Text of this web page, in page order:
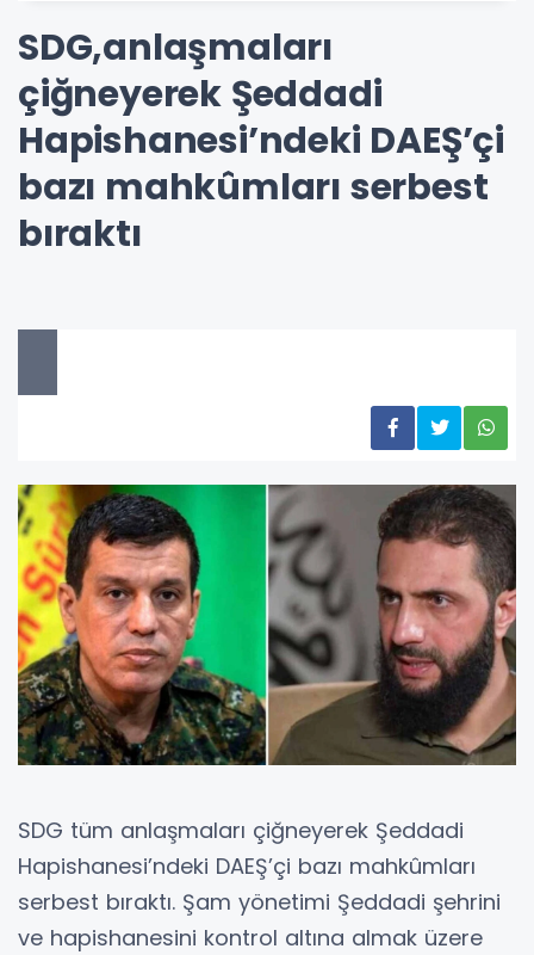
SDG,anlaşmaları
çiğneyerek Şeddadi
Hapishanesi’ndeki DAEŞ’çi
bazı mahkûmları serbest
bıraktı
SDG tüm anlaşmaları çiğneyerek Şeddadi
Hapishanesi’ndeki DAEŞ’çi bazı mahkûmları
serbest bıraktı. Şam yönetimi Şeddadi şehrini
ve hapishanesini kontrol altına almak üzere